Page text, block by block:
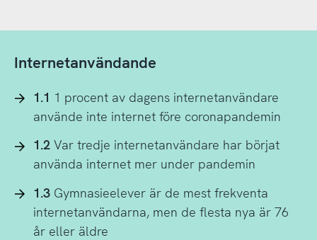
Internetanvändande
1.1 1 procent av dagens internetanvändare
använde inte internet före coronapandemin
1.2Var tredje internetanvändare har börjat
använda internet mer under pandemin
1.3Gymnasieelever är de mest frekventa
internetanvändarna, men de flesta nya är 76
år eller äldre